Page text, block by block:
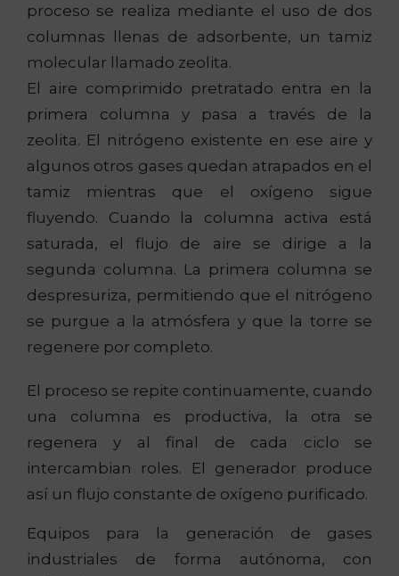
proceso se realiza mediante el uso de dos
columnas llenas de adsorbente, un tamiz
molecular llamado zeolita.
El aire comprimido pretratado entra en la
primera columna y pasa a través de la
zeolita. El nitrógeno existente en ese aire y
algunos otros gases quedan atrapados en el
tamiz mientras que el oxígeno sigue
fluyendo. Cuando la columna activa está
saturada, el flujo de aire se dirige a la
segunda columna. La primera columna se
despresuriza, permitiendo que el nitrógeno
se purgue a la atmósfera y que la torre se
regenere por completo.
El proceso se repite continuamente, cuando
una columna es productiva, la otra se
regenera y al final de cada ciclo se
intercambian roles. El generador produce
así un flujo constante de oxígeno purificado.
Equipos para la generación de gases
industriales de forma autónoma, con